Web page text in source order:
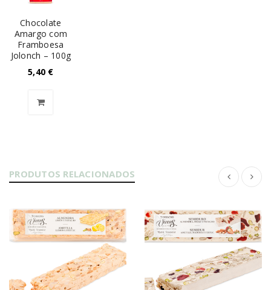
Chocolate
Amargo com
Framboesa
Jolonch – 100g
5,40 €
PRODUTOS RELACIONADOS